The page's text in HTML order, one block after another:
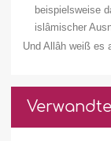
beispielsweise
islâmischer
Und Allâh weiß es